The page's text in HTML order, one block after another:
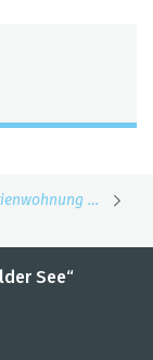
Feri­en­woh­nung "Zur Mühle"
See“